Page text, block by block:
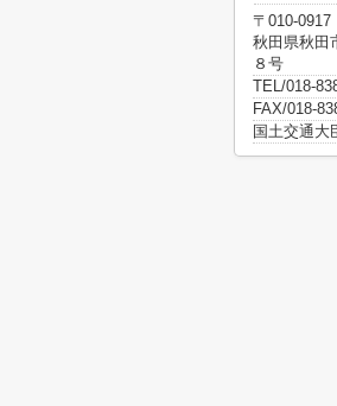
〒010-0917
秋田県秋田
８号
TEL/018-
FAX/018-
国土交通大